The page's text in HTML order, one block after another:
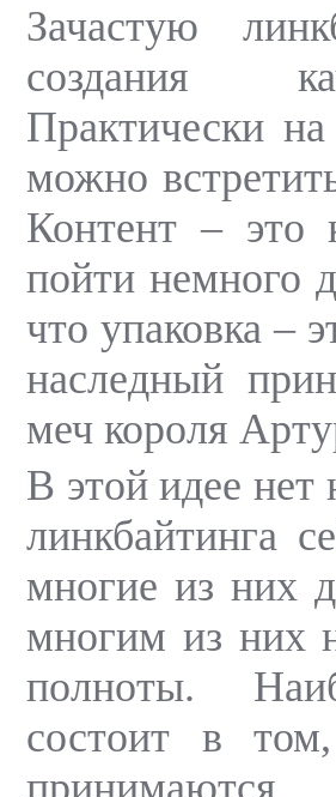
Зачастую
создания
Практически
можно
Контент – это
пойти немного
что упаковка –
наследный
меч короля
В этой идее нет
линкбайтинга
многие из них
многим из них
полноты.
состоит в